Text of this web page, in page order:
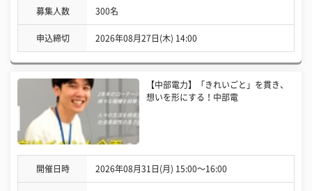
募集人数 300名
申込締切 2026年08月27日(木) 14:00
【中部電力】「きれいごと」を貫き、
想いを形にする！中部電
開催日時 2026年08月31日(月) 15:00〜16:00